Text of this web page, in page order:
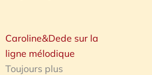
Caroline&Dede sur la
ligne mélodique
Toujours plus